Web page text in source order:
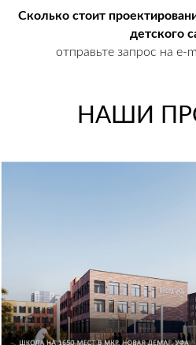
Сколько стоит
детского
отправьте запрос на e-
НАШИ